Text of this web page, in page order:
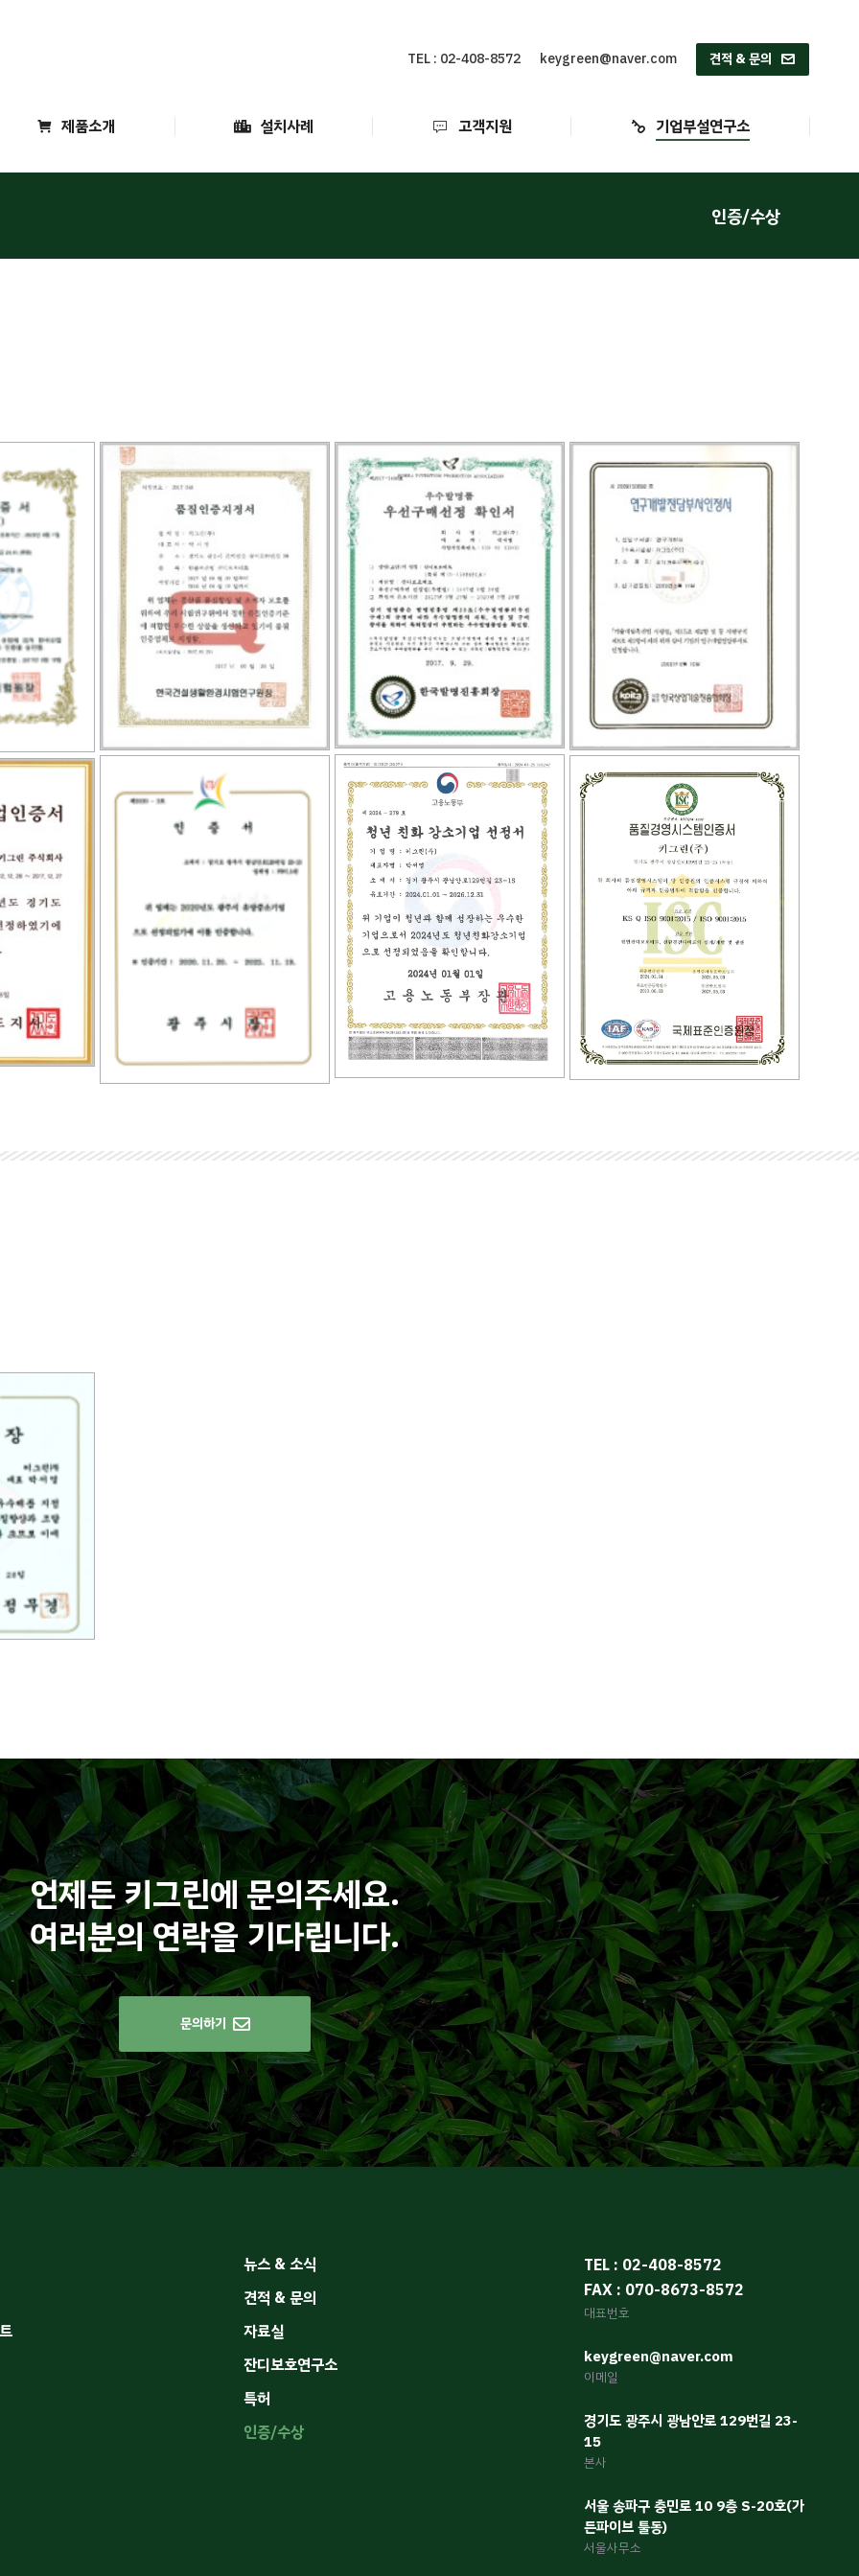
TEL : 02-408-8572 keygreen@naver.com 견적 & 문의
제품소개 설치사례 고객지원 기업부설연구소
인증/수상
언제든 키그린에 문의주세요.
여러분의 연락을 기다립니다.
문의하기
뉴스 & 소식
견적 & 문의
자료실
잔디보호연구소
특허
인증/수상
TEL : 02-408-8572
FAX : 070-8673-8572
대표번호
keygreen@naver.com
이메일
경기도 광주시 광남안로 129번길 23-
15
본사
서울 송파구 충민로 10 9층 S-20호(가
든파이브 툴동)
서울사무소